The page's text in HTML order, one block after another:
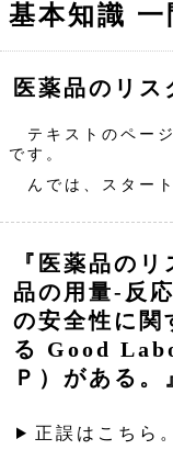
基本知識 一
医薬品のリス
テキストのペー
です。
んでは、スタート
『医薬品の
品の用量-反
の安全性に関
る Good
Ｐ）がある。
正誤はこちら。